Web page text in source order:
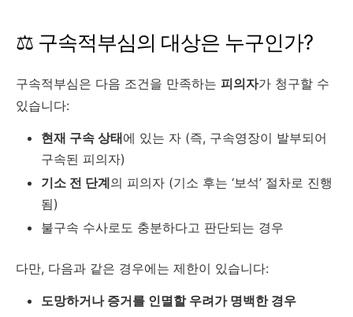
⚖️ 구속적부심의 대상은 누구인가?
구속적부심은 다음 조건을 만족하는 피의자가 청구할 수
있습니다:
현재 구속 상태에 있는 자 (즉, 구속영장이 발부되어
구속된 피의자)
기소 전 단계의 피의자 (기소 후는 ‘보석’ 절차로 진행
됨)
불구속 수사로도 충분하다고 판단되는 경우
다만, 다음과 같은 경우에는 제한이 있습니다:
도망하거나 증거를 인멸할 우려가 명백한 경우